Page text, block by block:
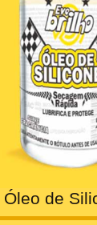
Óleo de